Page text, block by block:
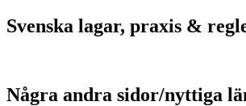
Svenska lagar, praxis &
Några andra sidor/nyttiga